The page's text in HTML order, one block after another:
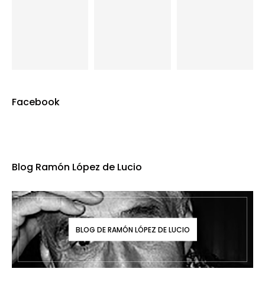
Facebook
Blog Ramón López de Lucio
BLOG DE RAMÓN LÓPEZ DE LUCIO